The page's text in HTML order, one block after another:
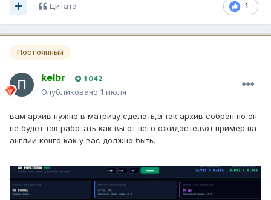
1
Цитата
Постоянный
kelbr 1 042
Опубликовано 1 июля
вам архив нужно в матрицу сделать,а так архив собран но он
не будет так работать как вы от него ожидаете,вот пример на
англии конго как у вас должно быть.